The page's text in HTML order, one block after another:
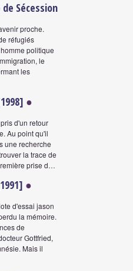
de Sécession
proche.
réfugiés
politique
le
les
●
d'un retour
Au point qu'il
une recherche
la trace de
prise d…
●
d'essai jason
la mémoire.
de
Gottfried,
Mais il